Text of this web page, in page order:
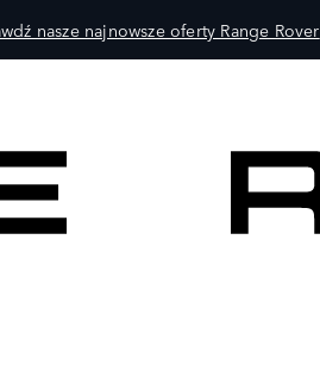
nasze najnowsze oferty Range Rover